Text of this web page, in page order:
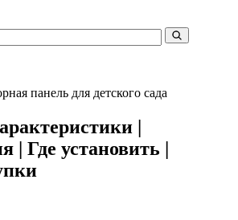
панель для детского сада
|
| Где установить |